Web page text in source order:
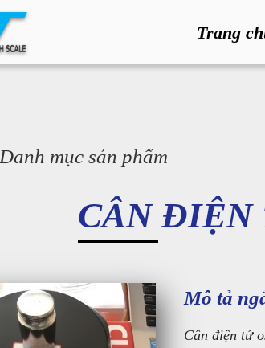
Trang
Danh mục sản phẩm
CÂN ĐIỆN
Mô tả
Cân điện tử